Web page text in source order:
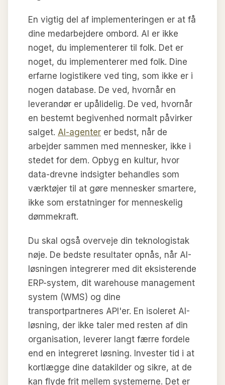
En vigtig del af implementeringen er at få
dine medarbejdere ombord. AI er ikke
noget, du implementerer til folk. Det er
noget, du implementerer med folk. Dine
erfarne logistikere ved ting, som ikke er i
nogen database. De ved, hvornår en
leverandør er upålidelig. De ved, hvornår
en bestemt begivenhed normalt påvirker
salget. AI-agenter er bedst, når de
arbejder sammen med mennesker, ikke i
stedet for dem. Opbyg en kultur, hvor
data-drevne indsigter behandles som
værktøjer til at gøre mennesker smartere,
ikke som erstatninger for menneskelig
dømmekraft.
Du skal også overveje din teknologistak
nøje. De bedste resultater opnås, når AI-
løsningen integrerer med dit eksisterende
ERP-system, dit warehouse management
system (WMS) og dine
transportpartneres API'er. En isoleret AI-
løsning, der ikke taler med resten af din
organisation, leverer langt færre fordele
end en integreret løsning. Invester tid i at
kortlægge dine datakilder og sikre, at de
kan flyde frit mellem systemerne. Det er